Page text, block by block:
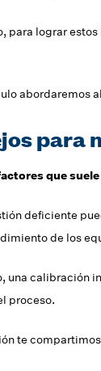
para lograr
abordaremos
para
que
deficiente
de los
una calibración
proceso.
te